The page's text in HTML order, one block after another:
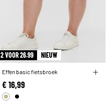
2 VOOR 26.99 NIEUW
Effen basic fietsbroek
€ 16,99